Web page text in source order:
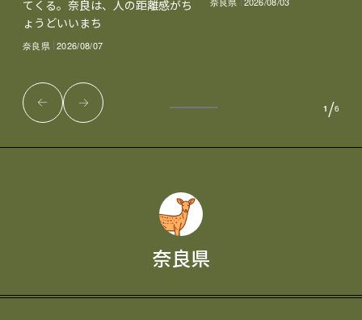
奈良県
てくる。奈良は、人の距離感がち
ょうどいいまち
奈良県 2026/08/07
1 /6